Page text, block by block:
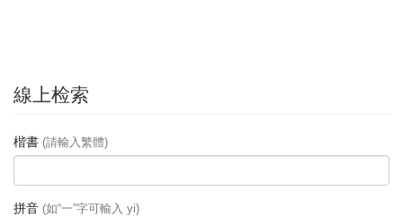
線上检索
楷書 (請輸入繁體)
拼音 (如“一”字可輸入 yi)